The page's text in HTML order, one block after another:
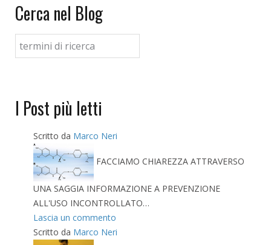
Cerca nel Blog
I Post più letti
Scritto da Marco Neri
FACCIAMO CHIAREZZA ATTRAVERSO
UNA SAGGIA INFORMAZIONE A PREVENZIONE
ALL'USO INCONTROLLATO…
Lascia un commento
Scritto da Marco Neri